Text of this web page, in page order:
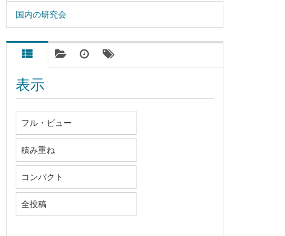
国内の研究会
表示
フル・ビュー
積み重ね
コンパクト
全投稿